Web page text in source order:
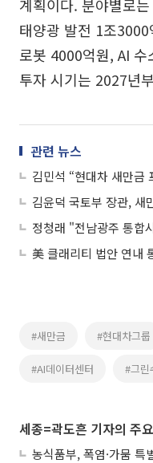
계획이다. 분야별로
태양광 발전 1조
로봇 4000억원, AI
투자 시기는 2027년
관련 뉴스
정청래 "전남광주 통합
#새만금 #현대차그룹
#AI데이터센터 #그린
세종=곽도흔 기자의 주